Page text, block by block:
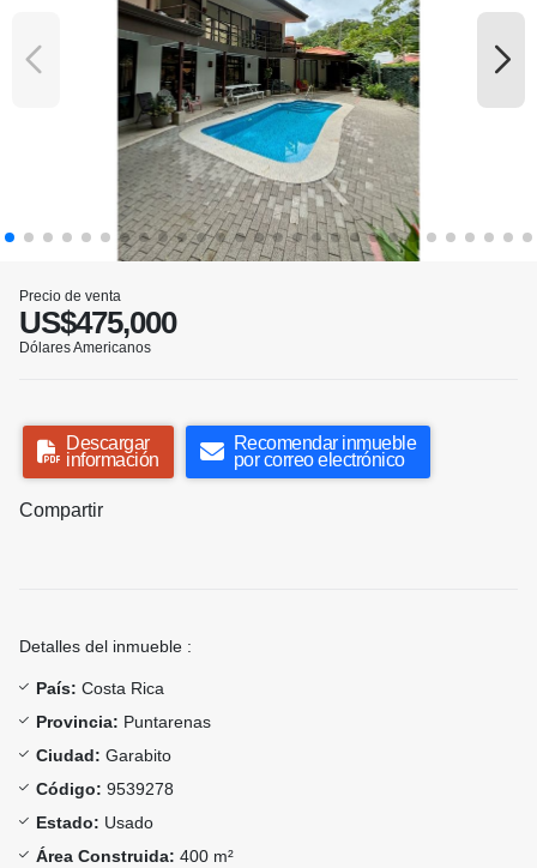
Precio de venta
US$475,000
Dólares Americanos
Descargar
información
Recomendar inmueble
por correo electrónico
Compartir
Detalles del inmueble :
País: Costa Rica
Provincia: Puntarenas
Ciudad: Garabito
Código: 9539278
Estado: Usado
Área Construida: 400 m²